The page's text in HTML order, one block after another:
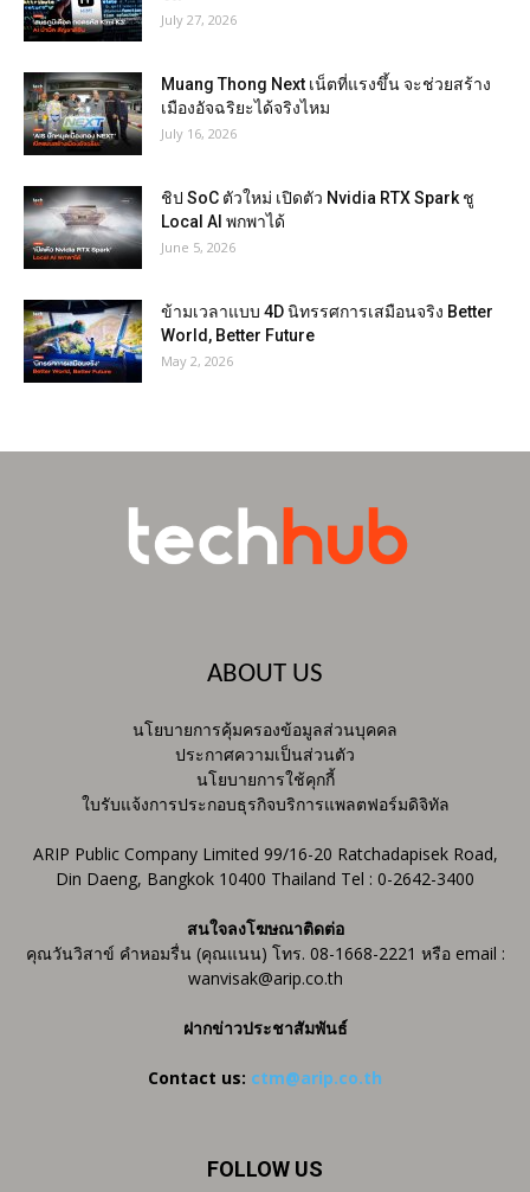
July 27, 2026
Muang Thong Next เน็ตที่แรงขึ้น จะช่วยสร้าง
เมืองอัจฉริยะได้จริงไหม
July 16, 2026
ชิป SoC ตัวใหม่ เปิดตัว Nvidia RTX Spark ชู
Local AI พกพาได้
June 5, 2026
ข้ามเวลาแบบ 4D นิทรรศการเสมือนจริง Better
World, Better Future
May 2, 2026
ABOUT US
นโยบายการคุ้มครองข้อมูลส่วนบุคคล
ประกาศความเป็นส่วนตัว
นโยบายการใช้คุกกี้
ใบรับแจ้งการประกอบธุรกิจบริการแพลตฟอร์มดิจิทัล
ARIP Public Company Limited 99/16-20 Ratchadapisek Road,
Din Daeng, Bangkok 10400 Thailand Tel : 0-2642-3400
สนใจลงโฆษณาติดต่อ
คุณวันวิสาข์ คำหอมรื่น (คุณแนน) โทร. 08-1668-2221 หรือ email :
wanvisak@arip.co.th
ฝากข่าวประชาสัมพันธ์
Contact us: ctm@arip.co.th
FOLLOW US